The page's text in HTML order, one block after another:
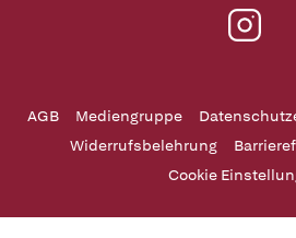
AGB Mediengruppe
Widerrufsbelehrung
Cookie